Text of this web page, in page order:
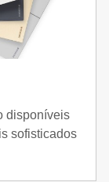
disponíveis
sofisticados